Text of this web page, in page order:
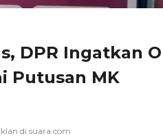
DPR Ingatkan
Putusan MK